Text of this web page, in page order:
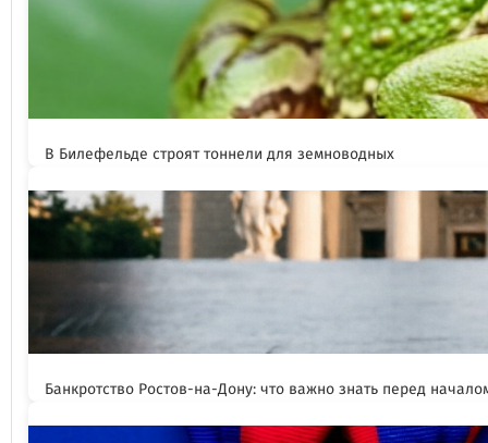
В Билефельде строят тоннели для земноводных
Банкротство Ростов-на-Дону: что важно знать перед